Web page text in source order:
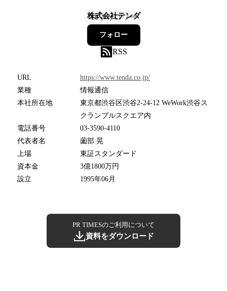
株式会社テンダ
10フォロワー
フォロー
RSS
URL
https://www.tenda.co.jp/
業種
情報通信
本社所在地
東京都渋谷区渋谷2-24-12 WeWork渋谷ス
クランブルスクエア内
電話番号
03-3590-4110
代表者名
薗部 晃
上場
東証スタンダード
資本金
3億1800万円
設立
1995年06月
PR TIMESのご利用について
資料をダウンロード